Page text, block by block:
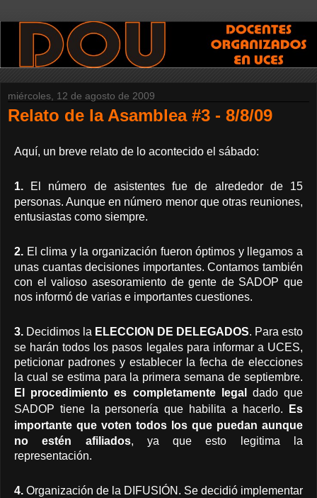
miércoles, 12 de agosto de 2009
Relato de la Asamblea #3 - 8/8/09
Aquí, un breve relato de lo acontecido el sábado:
1. El número de asistentes fue de alrededor de 15
personas. Aunque en número menor que otras reuniones,
entusiastas como siempre.
2. El clima y la organización fueron óptimos y llegamos a
unas cuantas decisiones importantes. Contamos también
con el valioso asesoramiento de gente de SADOP que
nos informó de varias e importantes cuestiones.
3. Decidimos la ELECCION DE DELEGADOS. Para esto
se harán todos los pasos legales para informar a UCES,
peticionar padrones y establecer la fecha de elecciones
la cual se estima para la primera semana de septiembre.
El procedimiento es completamente legal
dado que
SADOP tiene la personería que habilita a hacerlo.
Es
importante que voten todos los que puedan aunque
no estén afiliados, ya que esto legitima la
representación.
4. Organización de la DIFUSIÓN. Se decidió implementar